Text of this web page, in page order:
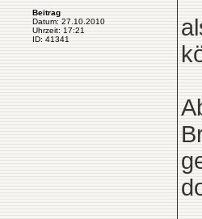
Beitrag
Datum: 27.10.2010
Uhrzeit: 17:21
ID: 41341